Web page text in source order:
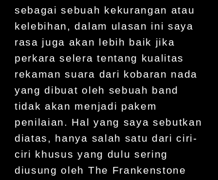
sebagai sebuah kekurangan atau
kelebihan, dalam ulasan ini saya
rasa juga akan lebih baik jika
perkara selera tentang kualitas
rekaman suara dari kobaran nada
yang dibuat oleh sebuah band
tidak akan menjadi pakem
penilaian. Hal yang saya sebutkan
diatas, hanya salah satu dari ciri-
ciri khusus yang dulu sering
diusung oleh The Frankenstone